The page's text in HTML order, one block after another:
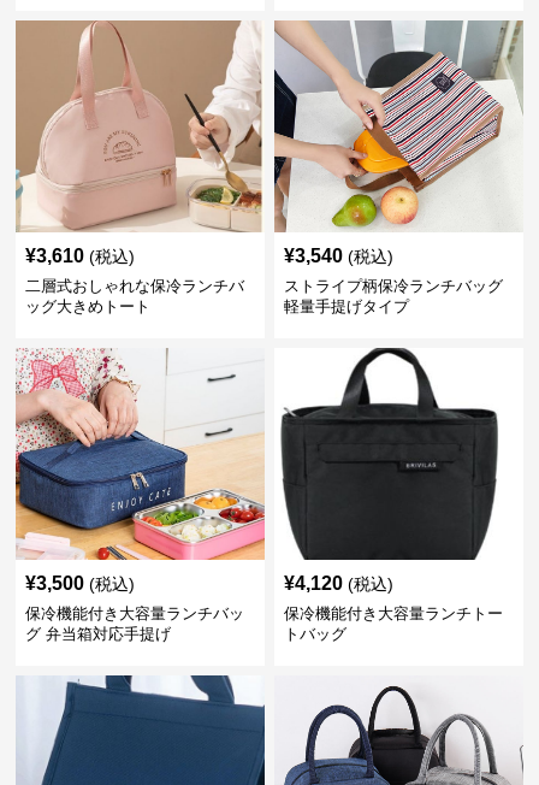
¥3,610 (税込)
二層式おしゃれな保冷ランチバ
ッグ大きめトート
¥3,540 (税込)
ストライプ柄保冷ランチバッグ
軽量手提げタイプ
¥3,500 (税込)
保冷機能付き大容量ランチバッ
グ 弁当箱対応手提げ
¥4,120 (税込)
保冷機能付き大容量ランチトー
トバッグ